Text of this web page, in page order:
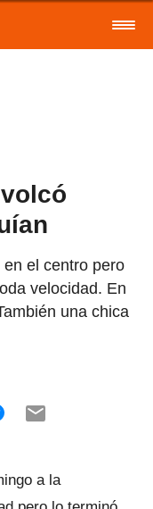
el centro pero
velocidad. En
una chica
a la